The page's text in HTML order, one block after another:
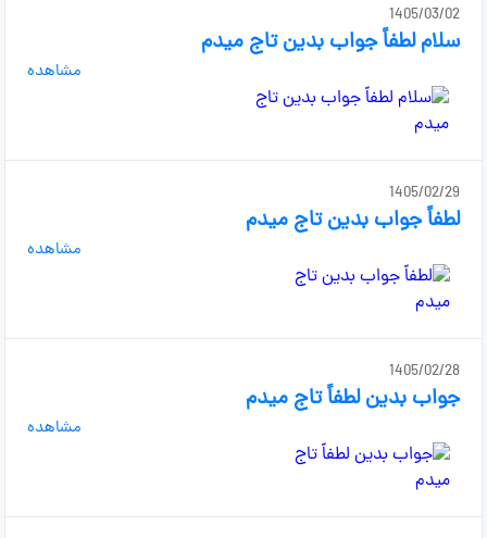
1405/03/02
سلام لطفاً جواب بدین تاج میدم
مشاهده
1405/02/29
لطفاً جواب بدین تاج میدم
مشاهده
1405/02/28
جواب بدین لطفاً تاج میدم
مشاهده